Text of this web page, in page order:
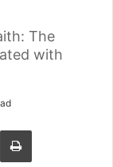
The
with
via Email Print